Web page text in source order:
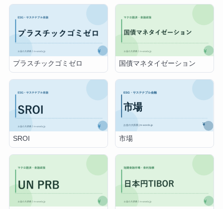
プラスチックゴミゼロ 国債マネタイゼーション
SROI 市場